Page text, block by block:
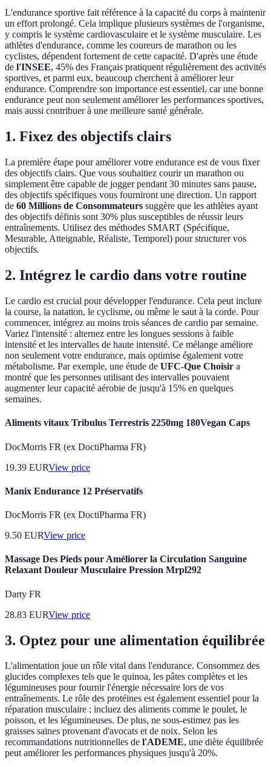
L'endurance sportive fait référence à la capacité du corps à maintenir
un effort prolongé. Cela implique plusieurs systèmes de l'organisme,
y compris le système cardiovasculaire et le système musculaire. Les
athlètes d'endurance, comme les coureurs de marathon ou les
cyclistes, dépendent fortement de cette capacité. D'après une étude
de l'INSEE, 45% des Français pratiquent régulièrement des activités
sportives, et parmi eux, beaucoup cherchent à améliorer leur
endurance. Comprendre son importance est essentiel, car une bonne
endurance peut non seulement améliorer les performances sportives,
mais aussi contribuer à une meilleure santé générale.
1. Fixez des objectifs clairs
La première étape pour améliorer votre endurance est de vous fixer
des objectifs clairs. Que vous souhaitiez courir un marathon ou
simplement être capable de jogger pendant 30 minutes sans pause,
des objectifs spécifiques vous fourniront une direction. Un rapport
de 60 Millions de Consommateurs suggère que les athlètes ayant
des objectifs définis sont 30% plus susceptibles de réussir leurs
entraînements. Utilisez des méthodes SMART (Spécifique,
Mesurable, Atteignable, Réaliste, Temporel) pour structurer vos
objectifs.
2. Intégrez le cardio dans votre routine
Le cardio est crucial pour développer l'endurance. Cela peut inclure
la course, la natation, le cyclisme, ou même le saut à la corde. Pour
commencer, intégrez au moins trois séances de cardio par semaine.
Variez l'intensité : alternez entre les longues sessions à faible
intensité et les intervalles de haute intensité. Ce mélange améliore
non seulement votre endurance, mais optimise également votre
métabolisme. Par exemple, une étude de UFC-Que Choisir a
montré que les personnes utilisant des intervalles pouvaient
augmenter leur capacité aérobie de jusqu'à 15% en quelques
semaines.
Aliments vitaux Tribulus Terrestris 2250mg 180Vegan Caps
DocMorris FR (ex DoctiPharma FR)
19.39 EURView price
Manix Endurance 12 Préservatifs
DocMorris FR (ex DoctiPharma FR)
9.50 EURView price
Massage Des Pieds pour Améliorer la Circulation Sanguine
Relaxant Douleur Musculaire Pression Mrpl292
Darty FR
28.83 EURView price
3. Optez pour une alimentation équilibrée
L'alimentation joue un rôle vital dans l'endurance. Consommez des
glucides complexes tels que le quinoa, les pâtes complètes et les
légumineuses pour fournir l'énergie nécessaire lors de vos
entraînements. Le rôle des protéines est également essentiel pour la
réparation musculaire ; incluez des aliments comme le poulet, le
poisson, et les légumineuses. De plus, ne sous-estimez pas les
graisses saines provenant d'avocats et de noix. Selon les
recommandations nutritionnelles de l'ADEME, une diète équilibrée
peut améliorer les performances physiques jusqu'à 20%.